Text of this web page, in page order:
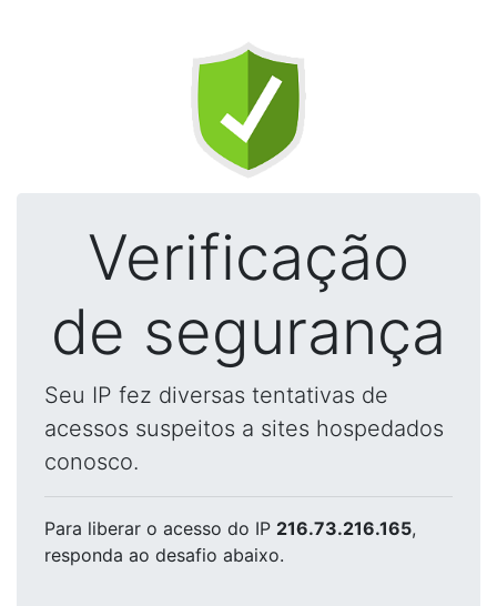
Verificação
de segurança
Seu IP fez diversas tentativas de
acessos suspeitos a sites hospedados
conosco.
Para liberar o acesso do IP 216.73.216.165,
responda ao desafio abaixo.